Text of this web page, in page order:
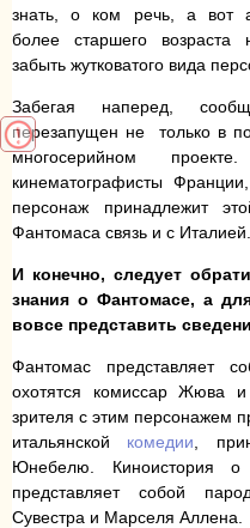
знать, о ком речь, а вот
более старшего возраста
забыть жутковатого вида
Забегая наперед,
перезапущен не только в
многосерийном
кинематографисты
персонаж принадлежит
Фантомаса связь и с Италией.
И конечно, следует
знания о Фантомасе, а
вовсе представить
Фантомас представляет
охотятся комиссар Жюва
зрителя с этим персонажем
итальянской комедии ,
Юнебелю. Киноистория о
представляет собой
Сувестра и Марселя Аллена.